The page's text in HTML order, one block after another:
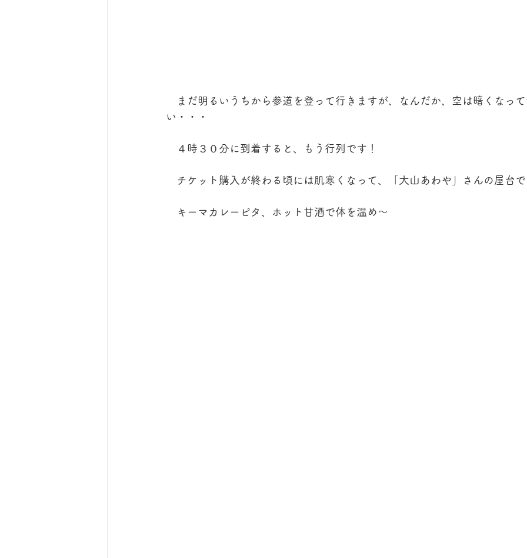
まだ明るいうちから参道を登って行きますが、なんだか、空は暗くなっ
い・・・
４時３０分に到着すると、もう行列です！
チケット購入が終わる頃には肌寒くなって、「大山あわや」さんの屋台で
キーマカレーピタ、ホット甘酒で体を温め〜